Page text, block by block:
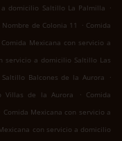
domicilio Saltillo La Palmilla .
de Colonia 11
. Comida
Comida Mexicana con servicio a
servicio a domicilio Saltillo Las
Balcones de la Aurora
.
Villas de la Aurora
. Comida
Comida Mexicana con servicio a
con servicio a domicilio